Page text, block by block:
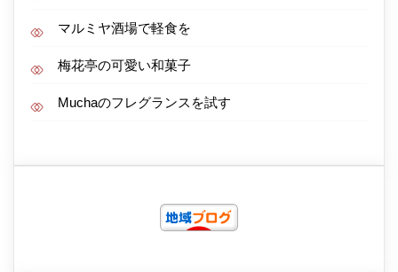
マルミヤ酒場で軽食を
梅花亭の可愛い和菓子
Muchaのフレグランスを試す